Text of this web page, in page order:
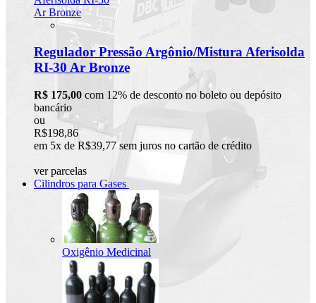
Regulador Pressão Argônio/Mistura Aferisolda
RI-30 Ar Bronze
R$ 175,00 com 12% de desconto no boleto ou depósito
bancário
ou
R$198,86
em 5x de R$39,77 sem juros no cartão de crédito
ver parcelas
Cilindros para Gases
Oxigênio Medicinal